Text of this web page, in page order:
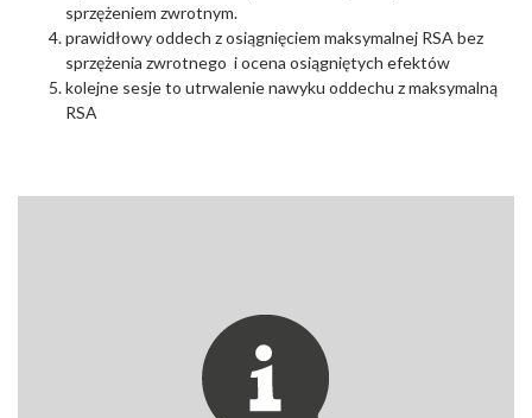
sprzężeniem zwrotnym.
prawidłowy oddech z osiągnięciem maksymalnej RSA bez
sprzężenia zwrotnego i ocena osiągniętych efektów
kolejne sesje to utrwalenie nawyku oddechu z maksymalną
RSA